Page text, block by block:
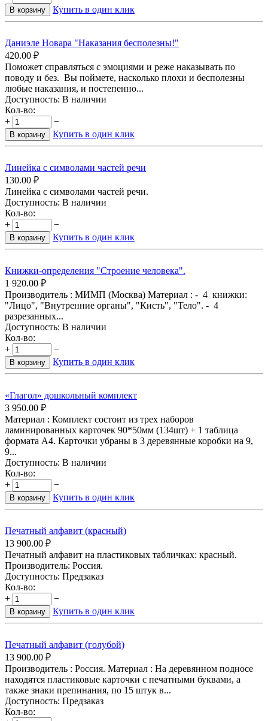
В корзину Купить в один клик
Даниэле Новара "Наказания бесполезны!"
420.00 ₽
Поможет справляться с эмоциями и реже наказывать по
поводу и без. Вы поймете, насколько плохи и бесполезны
любые наказания, и постепенно...
Доступность: В наличии
Кол-во:
+
−
В корзину Купить в один клик
Линейка с символами частей речи
130.00 ₽
Линейка с символами частей речи.
Доступность: В наличии
Кол-во:
+
−
В корзину Купить в один клик
Книжки-определения "Строение человека".
1 920.00 ₽
Производитель : МИМП (Москва) Материал : - 4 книжки:
"Лицо", "Внутренние органы", "Кисть", "Тело". - 4
разрезанных...
Доступность: В наличии
Кол-во:
+
−
В корзину Купить в один клик
«Глагол» дошкольный комплект
3 950.00 ₽
Материал : Комплект состоит из трех наборов
ламинированных карточек 90*50мм (134шт) + 1 таблица
формата А4. Карточки убраны в 3 деревянные коробки на 9,
9...
Доступность: В наличии
Кол-во:
+
−
В корзину Купить в один клик
Печатный алфавит (красный)
13 900.00 ₽
Печатный алфавит на пластиковых табличках: красный.
Производитель: Россия.
Доступность: Предзаказ
Кол-во:
+
−
В корзину Купить в один клик
Печатный алфавит (голубой)
13 900.00 ₽
Производитель : Россия. Материал : На деревянном подносе
находятся пластиковые карточки с печатными буквами, а
также знаки препинания, по 15 штук в...
Доступность: Предзаказ
Кол-во: